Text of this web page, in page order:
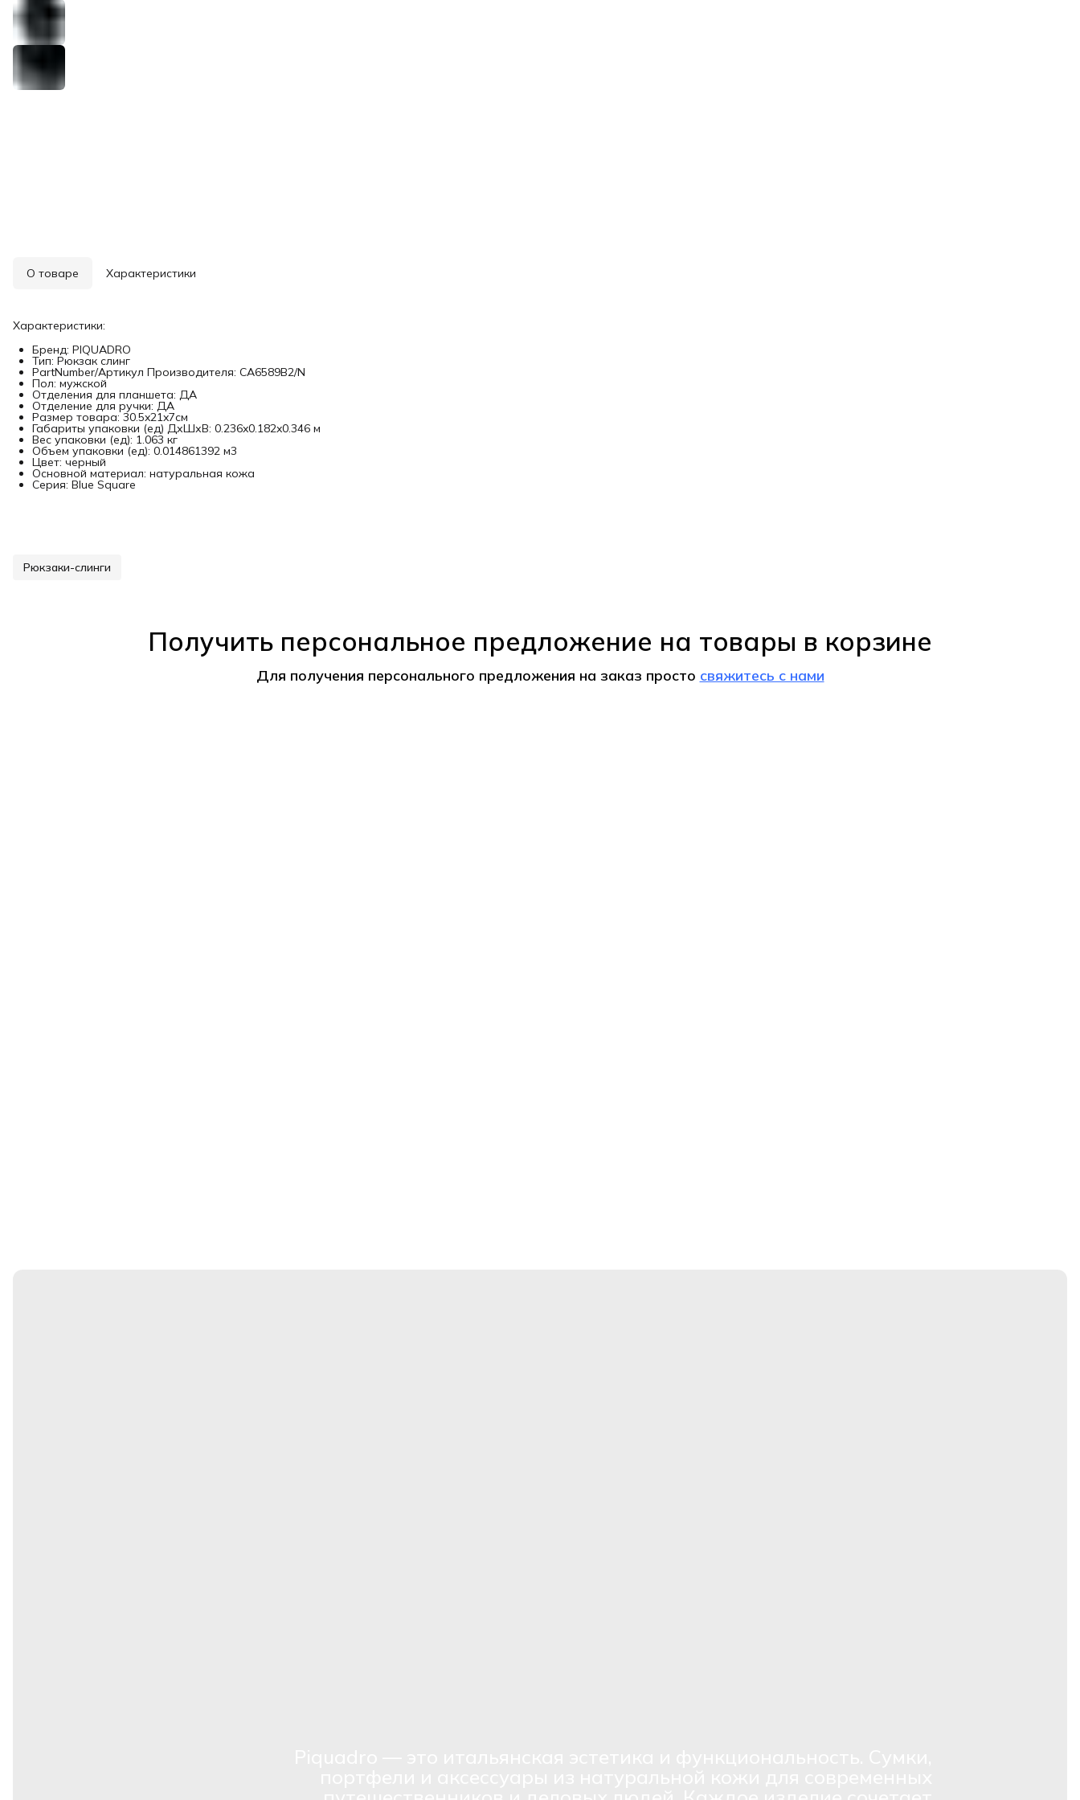
О товаре Характеристики
Характеристики:
Бренд: PIQUADRO
Тип: Рюкзак слинг
PartNumber/Артикул Производителя: CA6589B2/N
Пол: мужской
Отделения для планшета: ДА
Отделение для ручки: ДА
Размер товара: 30.5x21x7см
Габариты упаковки (ед) ДхШхВ: 0.236x0.182x0.346 м
Вес упаковки (ед): 1.063 кг
Объем упаковки (ед): 0.014861392 м3
Цвет: черный
Основной материал: натуральная кожа
Серия: Blue Square
Рюкзаки-слинги
Получить персональное предложение на товары в корзине
Для получения персонального предложения на заказ просто свяжитесь с нами